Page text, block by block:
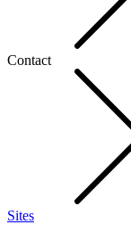
Contact
Sites